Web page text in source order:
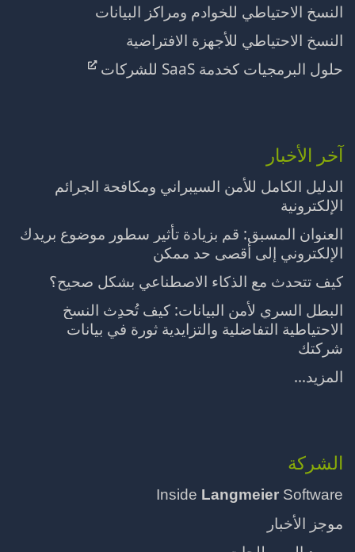
النسخ الاحتياطي للخوادم ومراكز البيانات
النسخ الاحتياطي للأجهزة الافتراضية
حلول البرمجيات كخدمة SaaS للشركات
آخر الأخبار
الدليل الكامل للأمن السيبراني ومكافحة الجرائم
الإلكترونية
العنوان المسبق: قم بزيادة تأثير سطور موضوع بريدك
الإلكتروني إلى أقصى حد ممكن
كيف تتحدث مع الذكاء الاصطناعي بشكل صحيح؟
البطل السري لأمن البيانات: كيف تُحدِث النسخ
الاحتياطية التفاضلية والتزايدية ثورة في بيانات
شركتك
المزيد...
الشركة
Inside Langmeier Software
موجز الأخبار